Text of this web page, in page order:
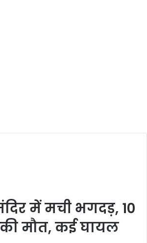
में मची भगदड़, 10
मौत, कई घायल